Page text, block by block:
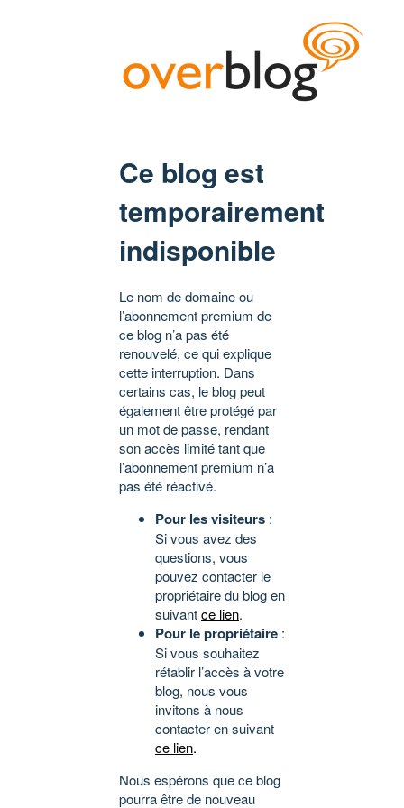
Ce blog est
temporairement
indisponible
Le nom de domaine ou
l’abonnement premium de
ce blog n’a pas été
renouvelé, ce qui explique
cette interruption. Dans
certains cas, le blog peut
également être protégé par
un mot de passe, rendant
son accès limité tant que
l’abonnement premium n’a
pas été réactivé.
Pour les visiteurs :
Si vous avez des
questions, vous
pouvez contacter le
propriétaire du blog en
suivantce lien.
Pour le propriétaire :
Si vous souhaitez
rétablir l’accès à votre
blog, nous vous
invitons à nous
contacter en suivant
ce lien.
Nous espérons que ce blog
pourra être de nouveau